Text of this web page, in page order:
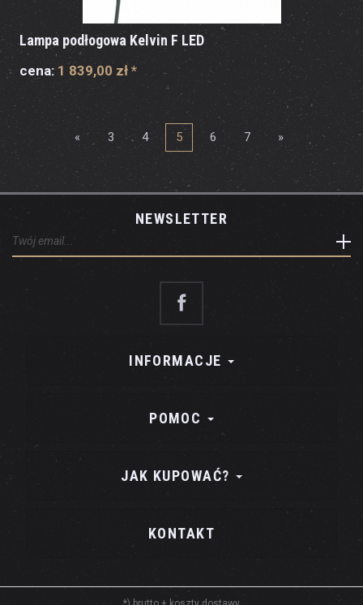
Lampa podłogowa Kelvin F LED
cena: 1 839,00 zł *
« 3 4 5 6 7 »
NEWSLETTER
INFORMACJE
POMOC
JAK KUPOWAĆ?
KONTAKT